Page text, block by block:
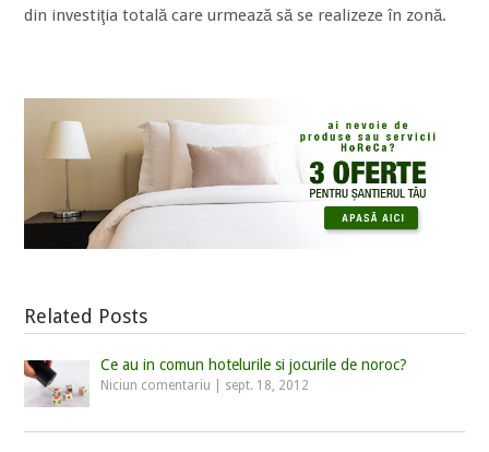
din investiţia totală care urmează să se realizeze în zonă.
Related Posts
Ce au in comun hotelurile si jocurile de noroc?
Niciun comentariu sept. 18, 2012